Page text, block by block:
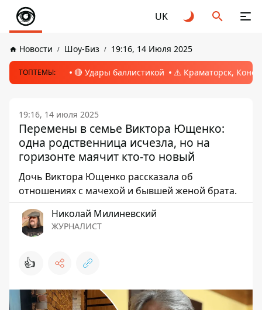
UK
Новости Шоу-Биз 19:16, 14 Июля 2025
ТОПТЕМЫ: 🔴 Удары баллистикой ⚠️ Краматорск,
19:16, 14 июля 2025
Перемены в семье Виктора Ющенко:
одна родственница исчезла, но на
горизонте маячит кто-то новый
Дочь Виктора Ющенко рассказала об
отношениях с мачехой и бывшей женой брата.
Николай Милиневский
ЖУРНАЛИСТ
👍